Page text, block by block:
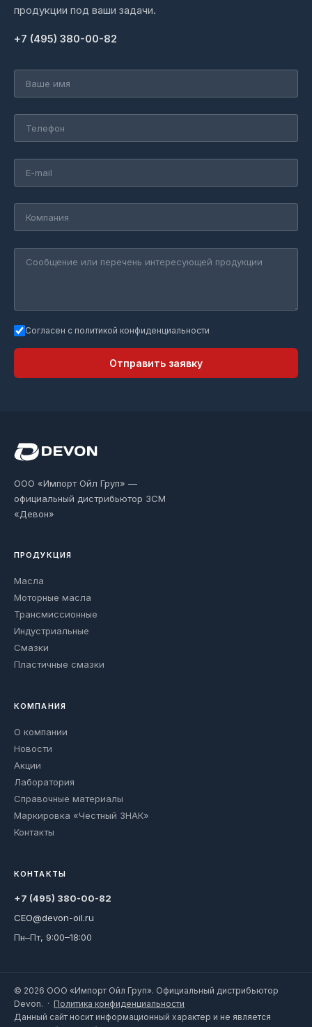
продукции под ваши задачи.
+7 (495) 380-00-82
Согласен с политикой конфиденциальности
Отправить заявку
ООО «Импорт Ойл Груп» —
официальный дистрибьютор ЗСМ
«Девон»
ПРОДУКЦИЯ
Масла
Моторные масла
Трансмиссионные
Индустриальные
Смазки
Пластичные смазки
КОМПАНИЯ
О компании
Новости
Акции
Лаборатория
Справочные материалы
Маркировка «Честный ЗНАК»
Контакты
КОНТАКТЫ
+7 (495) 380-00-82
CEO@devon-oil.ru
Пн–Пт, 9:00–18:00
© 2026 ООО «Импорт Ойл Груп». Официальный дистрибьютор
Devon. · Политика конфиденциальности
Данный сайт носит информационный характер и не является